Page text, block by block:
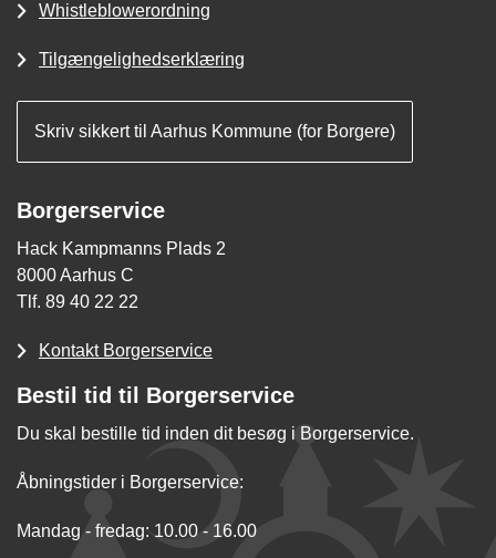
Whistleblowerordning
Tilgængelighedserklæring
Skriv sikkert til Aarhus Kommune (for Borgere)
Borgerservice
Hack Kampmanns Plads 2
8000 Aarhus C
Tlf. 89 40 22 22
Kontakt Borgerservice
Bestil tid til Borgerservice
Du skal bestille tid inden dit besøg i Borgerservice.
Åbningstider i Borgerservice:
Mandag - fredag: 10.00 - 16.00